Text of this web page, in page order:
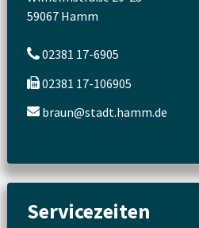
59067 Hamm
02381 17-6905
02381 17-106905
braun@stadt.hamm.de
Servicezeiten